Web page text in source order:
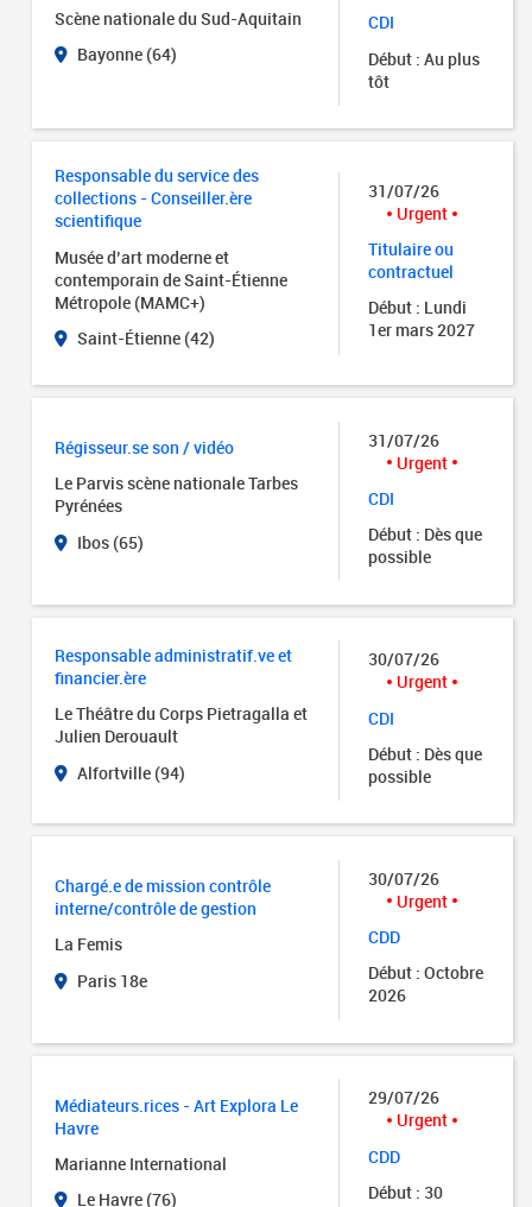
Scène nationale du Sud-Aquitain
Bayonne (64)
CDI
Début : Au plus
tôt
Responsable du service des
collections - Conseiller.ère
scientifique
Musée d’art moderne et
contemporain de Saint-Étienne
Métropole (MAMC+)
Saint-Étienne (42)
31/07/26
Urgent
Titulaire ou
contractuel
Début : Lundi
1er mars 2027
Régisseur.se son / vidéo
Le Parvis scène nationale Tarbes
Pyrénées
Ibos (65)
31/07/26
Urgent
CDI
Début : Dès que
possible
Responsable administratif.ve et
financier.ère
Le Théâtre du Corps Pietragalla et
Julien Derouault
Alfortville (94)
30/07/26
Urgent
CDI
Début : Dès que
possible
Chargé.e de mission contrôle
interne/contrôle de gestion
La Femis
Paris 18e
30/07/26
Urgent
CDD
Début : Octobre
2026
Médiateurs.rices - Art Explora Le
Havre
Marianne International
Le Havre (76)
29/07/26
Urgent
CDD
Début : 30